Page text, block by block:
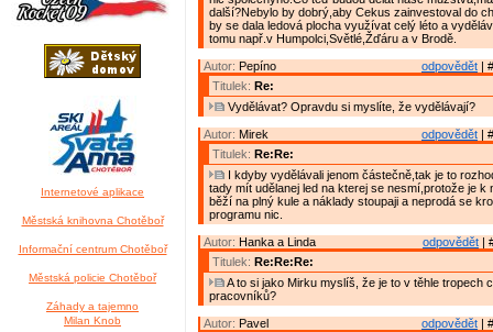
Internetové aplikace
Městská knihovna Chotěboř
Informační centrum Chotěboř
Městská policie Chotěboř
Záhady a tajemno
Milan Knob
další?Nebylo by dobrý,aby Cekus zainvestoval do
by se dala ledová plocha využívat celý léto a
tomu např.v Humpolci,Světlé,Žďáru a v Brodě.
odpovědět |
Autor: Pepíno
Titulek: Re:
Vydělávat? Opravdu si myslíte, že vydělávají?
odpovědět |
Autor: Mirek
Titulek: Re:Re:
I kdyby vydělávali jenom částečně,tak je to
tady mít udělanej led na kterej se nesmí,protože je k
běží na plný kule a náklady stoupaji a neprodá se
programu nic.
odpovědět |
Autor: Hanka a Linda
Titulek: Re:Re:Re:
A to si jako Mirku myslíš, že je to v těhle tropech
pracovníků?
odpovědět |
Autor: Pavel